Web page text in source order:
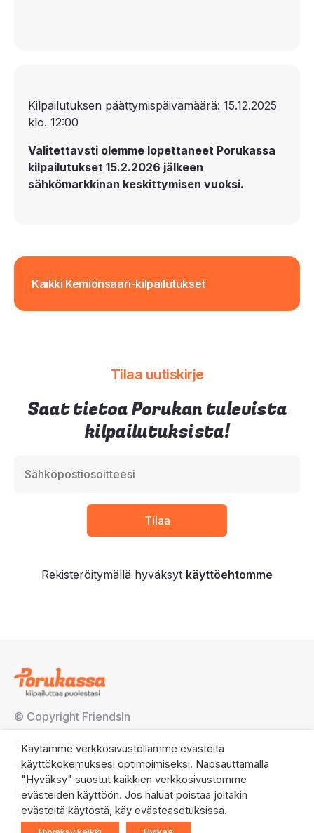
Kilpailutuksen päättymispäivämäärä: 15.12.2025
klo. 12:00
Valitettavsti olemme lopettaneet Porukassa
kilpailutukset 15.2.2026 jälkeen
sähkömarkkinan keskittymisen vuoksi.
Kaikki Kemiönsaari-kilpailutukset
Tilaa uutiskirje
Saat tietoa Porukan tulevista
kilpailutuksista!
Rekisteröitymällä hyväksyt käyttöehtomme
© Copyright FriendsIn
Ohjeet ja tuki
Tietosuojaseloste
Käyttöehdot
Yhteystiedot
Käytämme verkkosivustollamme evästeitä
käyttökokemuksesi optimoimiseksi. Napsauttamalla
"Hyväksy" suostut kaikkien verkkosivustomme
evästeiden käyttöön. Jos haluat poistaa joitakin
evästeitä käytöstä, käy evästeasetuksissa.